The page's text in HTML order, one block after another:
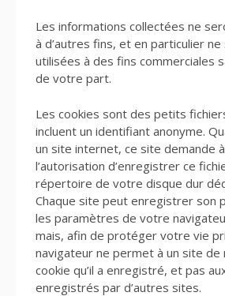
Les informations collectées ne
à d’autres fins, et en particulier
utilisées à des fins commerciales
de votre part.
Les cookies sont des petits
incluent un identifiant anonyme.
un site internet, ce site demande
l’autorisation d’enregistrer ce
répertoire de votre disque dur
Chaque site peut enregistrer son
les paramètres de votre
mais, afin de protéger votre vie
navigateur ne permet à un site de
cookie qu’il a enregistré, et pas
enregistrés par d’autres sites.